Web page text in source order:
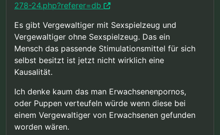
278-24.php?referer=db
Es gibt Vergewaltiger mit Sexspielzeug und
Vergewaltiger ohne Sexspielzeug. Das ein
Mensch das passende Stimulationsmittel für sich
selbst besitzt ist jetzt nicht wirklich eine
Kausalität.
Ich denke kaum das man Erwachsenenpornos,
oder Puppen verteufeln würde wenn diese bei
einem Vergewaltiger von Erwachsenen gefunden
worden wären.